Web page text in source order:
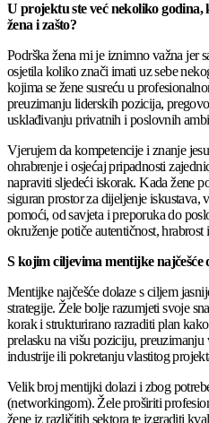
U projektu ste već nekoliko
žena i zašto?
Podrška žena mi je iznimno važna jer
osjetila koliko znači imati uz sebe
kojima se žene susreću u
preuzimanju liderskih pozicija,
usklađivanju privatnih i poslovnih
Vjerujem da kompetencije i znanje
ohrabrenje i osjećaj pripadnosti
napraviti sljedeći iskorak. Kada žene
siguran prostor za dijeljenje iskustava,
pomoći, od savjeta i preporuka do
okruženje potiče autentičnost,
S kojim ciljevima mentijke najčešće
Mentijke najčešće dolaze s ciljem
strategije. Žele bolje razumjeti svoje
korak i strukturirano razraditi plan
prelasku na višu poziciju,
industrije ili pokretanju vlastitog
Velik broj mentijki dolazi i zbog
(networkingom). Žele proširiti
žene iz različitih sektora te izgraditi